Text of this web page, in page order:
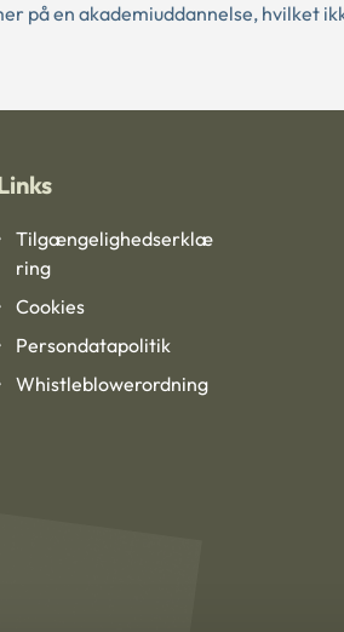
på en akademiuddannelse, hvilket
Tilgængelighedserklæ
ring
Cookies
Persondatapolitik
Whistleblowerordning